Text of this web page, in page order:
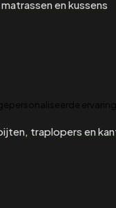
en kussens
traplopers en